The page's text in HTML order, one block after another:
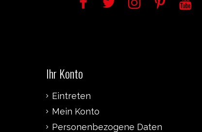
Ihr Konto
Eintreten
Mein Konto
Personenbezogene Daten